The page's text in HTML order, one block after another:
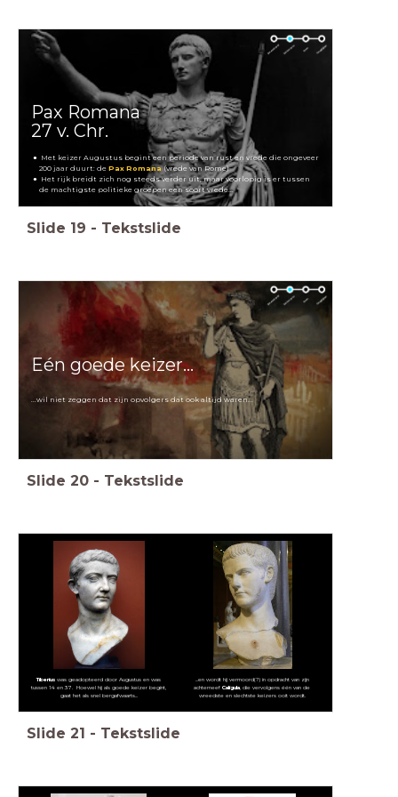
Pax Romana
27 v. Chr.
Met keizer Augustus begint een periode van rust en vrede die ongeveer
200 jaar duurt: de Pax Romana(vrede van Rome)
Het rijk breidt zich nog steeds verder uit, maar voorlopig is er tussen
de machtigste politieke groepen een soort vrede...
Slide 19 - Tekstslide
Eén goede keizer...
...wil niet zeggen dat zijn opvolgers dat ook altijd waren...
Slide 20 - Tekstslide
Tiberius was geadopteerd door Augustus en was
tussen 14 en 37. Hoewel hij als goede keizer begint,
gaat het als snel bergafwaarts...
...en wordt hij vermoord(?) in opdracht van zijn
achterneefCaligula , die vervolgens één van de
wreedste en slechtste keizers ooit wordt.
Slide 21 - Tekstslide